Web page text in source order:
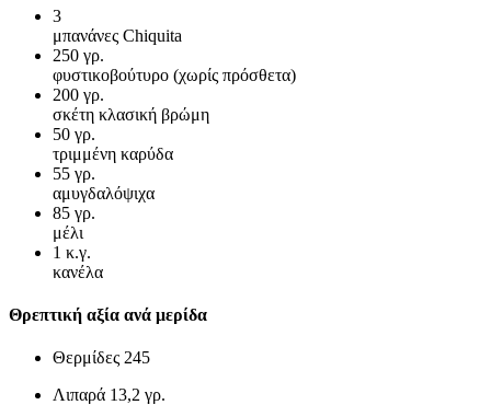
3
μπανάνες Chiquita
250 γρ.
φυστικοβούτυρο (χωρίς πρόσθετα)
200 γρ.
σκέτη κλασική βρώμη
50 γρ.
τριμμένη καρύδα
55 γρ.
αμυγδαλόψιχα
85 γρ.
μέλι
1 κ.γ.
κανέλα
Θρεπτική αξία ανά μερίδα
Θερμίδες 245
Λιπαρά 13,2 γρ.